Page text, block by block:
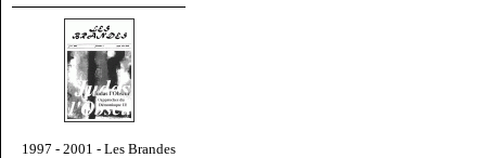
1997 - 2001 - Les Brandes